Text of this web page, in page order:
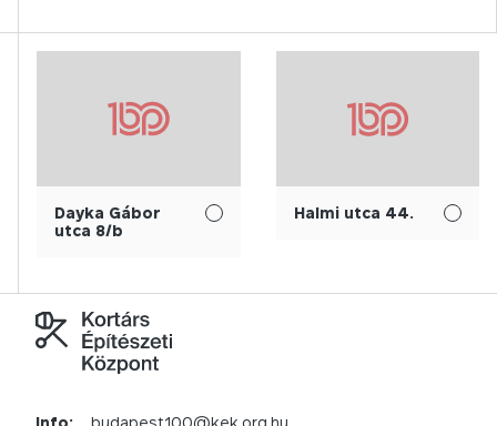
Dayka Gábor
utca 8/b
Halmi utca 44.